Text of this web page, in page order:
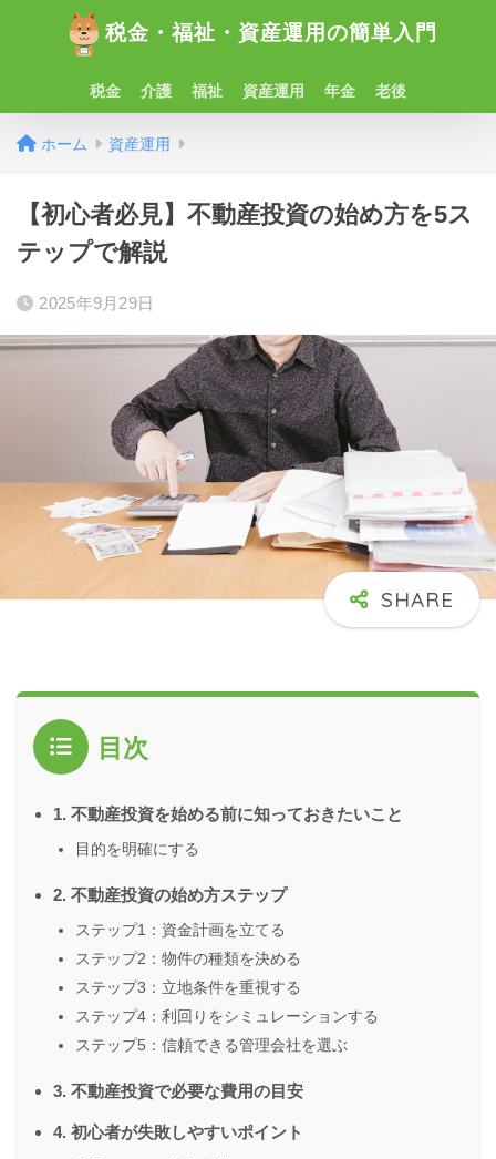
税金・福祉・資産運用の簡単入門
税金 介護 福祉 資産運用 年金 老後
ホーム 資産運用
【初心者必見】不動産投資の始め方を5ス
テップで解説
2025年9月29日
目次
1. 不動産投資を始める前に知っておきたいこと
目的を明確にする
2. 不動産投資の始め方ステップ
ステップ1：資金計画を立てる
ステップ2：物件の種類を決める
ステップ3：立地条件を重視する
ステップ4：利回りをシミュレーションする
ステップ5：信頼できる管理会社を選ぶ
3. 不動産投資で必要な費用の目安
4. 初心者が失敗しやすいポイント